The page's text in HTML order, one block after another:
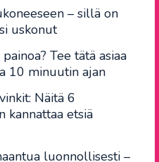
– sillä on
uskonut
Tee tätä asiaa
10 minuutin ajan
Näitä 6
kannattaa etsiä
luonnollisesti –